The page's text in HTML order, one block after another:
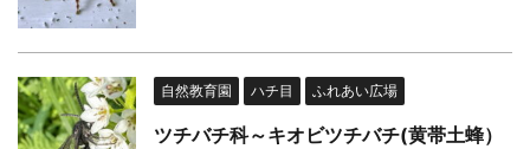
自然教育園 ハチ目 ふれあい広場
ツチバチ科～キオビツチバチ(黄帯土蜂）